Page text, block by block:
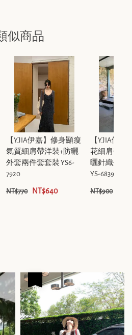
似商品
【Y.JIA伊嘉】修身顯瘦
氣質細肩帶洋裝+防曬
外套兩件套套裝 YS6-
7920
NT$770 NT$640
【Y.JIA伊
花細肩帶洋
曬針織外套
YS-6839
NT$900